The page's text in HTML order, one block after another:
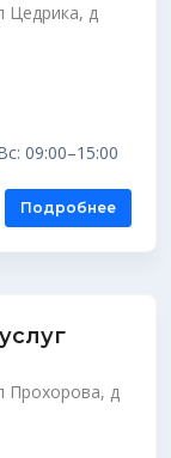
Цедрика, д
09:00–15:00
Подробнее
Прохорова, д